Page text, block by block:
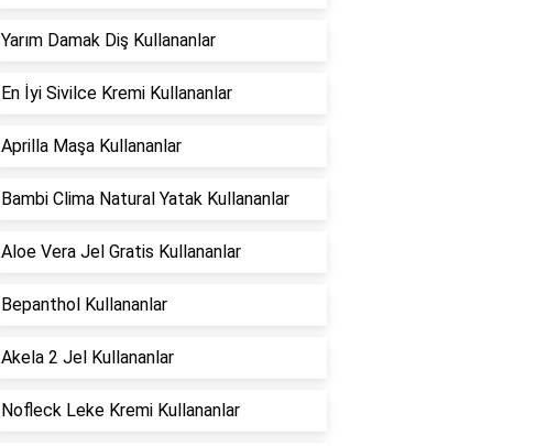
Yarım Damak Diş Kullananlar
En İyi Sivilce Kremi Kullananlar
Aprilla Maşa Kullananlar
Bambi Clima Natural Yatak Kullananlar
Aloe Vera Jel Gratis Kullananlar
Bepanthol Kullananlar
Akela 2 Jel Kullananlar
Nofleck Leke Kremi Kullananlar